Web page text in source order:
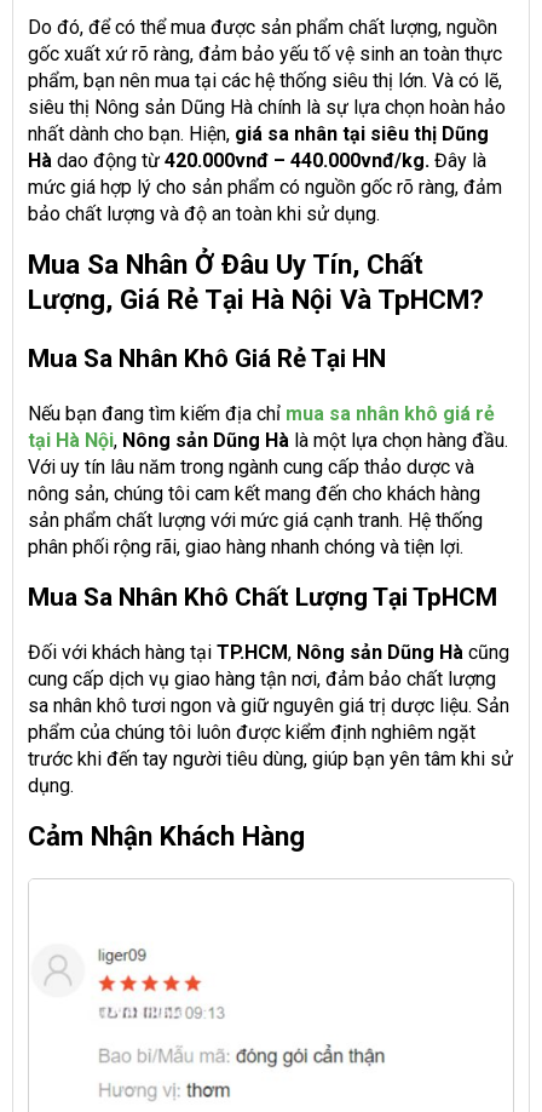
Do đó, để có thể mua được sản phẩm chất lượng, nguồn
gốc xuất xứ rõ ràng, đảm bảo yếu tố vệ sinh an toàn thực
phẩm, bạn nên mua tại các hệ thống siêu thị lớn. Và có lẽ,
siêu thị Nông sản Dũng Hà chính là sự lựa chọn hoàn hảo
nhất dành cho bạn. Hiện, giá sa nhân tại siêu thị Dũng
Hà dao động từ 420.000vnđ – 440.000vnđ/kg. Đây là
mức giá hợp lý cho sản phẩm có nguồn gốc rõ ràng, đảm
bảo chất lượng và độ an toàn khi sử dụng.
Mua Sa Nhân Ở Đâu Uy Tín, Chất
Lượng, Giá Rẻ Tại Hà Nội Và TpHCM?
Mua Sa Nhân Khô Giá Rẻ Tại HN
Nếu bạn đang tìm kiếm địa chỉ mua sa nhân khô giá rẻ
tại Hà Nội, Nông sản Dũng Hà là một lựa chọn hàng đầu.
Với uy tín lâu năm trong ngành cung cấp thảo dược và
nông sản, chúng tôi cam kết mang đến cho khách hàng
sản phẩm chất lượng với mức giá cạnh tranh. Hệ thống
phân phối rộng rãi, giao hàng nhanh chóng và tiện lợi.
Mua Sa Nhân Khô Chất Lượng Tại TpHCM
Đối với khách hàng tại TP.HCM, Nông sản Dũng Hà cũng
cung cấp dịch vụ giao hàng tận nơi, đảm bảo chất lượng
sa nhân khô tươi ngon và giữ nguyên giá trị dược liệu. Sản
phẩm của chúng tôi luôn được kiểm định nghiêm ngặt
trước khi đến tay người tiêu dùng, giúp bạn yên tâm khi sử
dụng.
Cảm Nhận Khách Hàng